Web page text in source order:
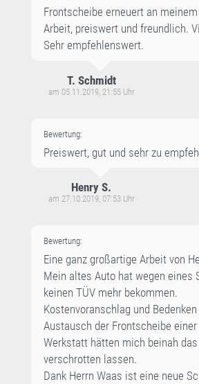
Frontscheibe erneuert an
Arbeit, preiswert und freundlich.
Sehr empfehlenswert.
T. Schmidt
am 05.11.2019, 21:55 Uhr
Bewertung:
Preiswert, gut und sehr zu
Henry S.
am 27.10.2019, 07:53 Uhr
Bewertung:
Eine ganz großartige Arbeit von
Mein altes Auto hat wegen eines
keinen TÜV mehr bekommen.
Kostenvoranschlag und
Austausch der Frontscheibe einer
Werkstatt hätten mich beinah
verschrotten lassen.
Dank Herrn Waas ist eine neue